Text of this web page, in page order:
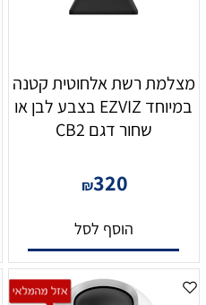
מצלמת רשת אלחוטית קטנה
במיוחד ‏‎EZVIZ‏ בצבע לבן או
שחור דגם CB2
₪320
הוסף לסל